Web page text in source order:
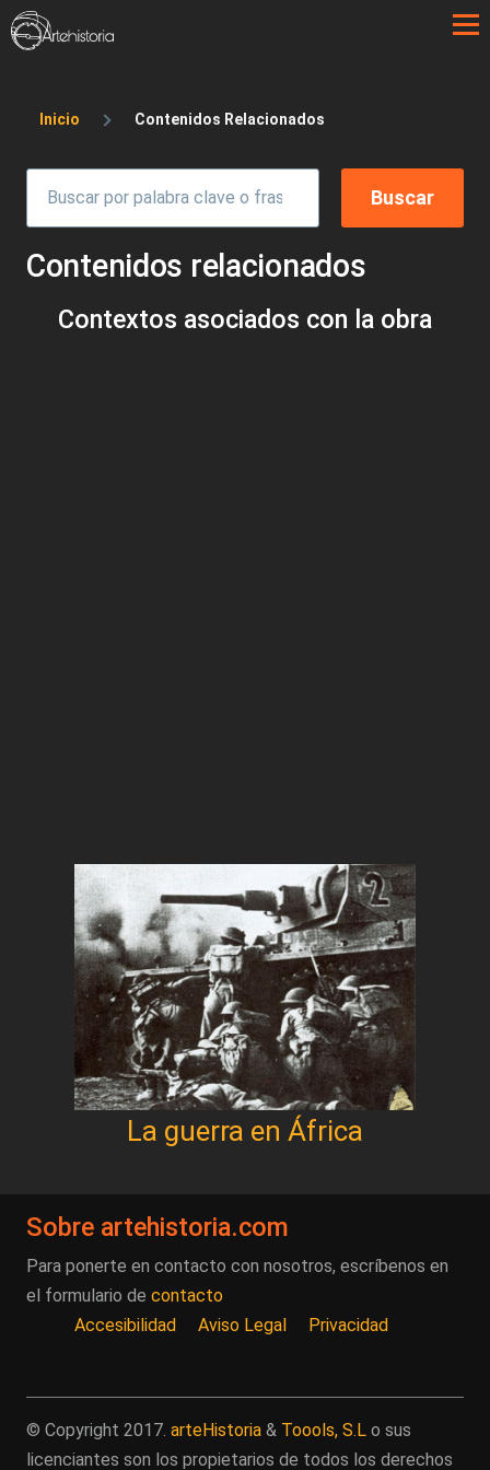
Pasar al contenido principal
Sobrescribir enlaces de ayuda a la
Inicio Contenidos Relacionados
Contenidos relacionados
Contextos asociados con la obra
La guerra en África
Sobre artehistoria.com
Para ponerte en contacto con nosotros, escríbenos en
el formulario de contacto
Accesibilidad
Aviso Legal Privacidad
© Copyright 2017. arteHistoria & Toools, S.L o sus
licenciantes son los propietarios de todos los derechos